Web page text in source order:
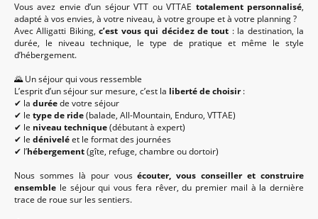
Vous avez envie d’un séjour VTT ou VTTAE totalement personnalisé,
adapté à vos envies, à votre niveau, à votre groupe et à votre planning ?
Avec Alligatti Biking,c’est vous qui décidez de tout : la destination, la
durée, le niveau technique, le type de pratique et même le style
d’hébergement.
🌄 Un séjour qui vous ressemble
L’esprit d’un séjour sur mesure, c’est la liberté de choisir:
✔ la duréede votre séjour
✔ le type de ride(balade, All-Mountain, Enduro, VTTAE)
✔ le niveau technique(débutant à expert)
✔ le déniveléet le format des journées
✔ l’hébergement(gîte, refuge, chambre ou dortoir)
Nous sommes là pour vousécouter, vous conseiller et construire
ensemble le séjour qui vous fera rêver, du premier mail à la dernière
trace de roue sur les sentiers.